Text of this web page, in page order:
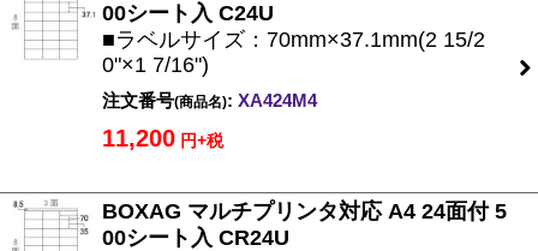
00シート入 C24U
■ラベルサイズ：70mm×37.1mm(2 15/2
0"×1 7/16")
注文番号(商品名): XA424M4
11,200 円+税
BOXAG マルチプリンタ対応 A4 24面付 5
00シート入 CR24U